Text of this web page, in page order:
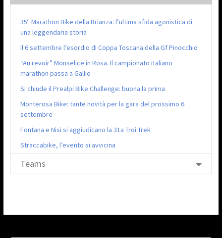
35ª Marathon Bike della Brianza: l’ultima sfida agonistica di
una leggendaria storia
Il 6 settembre l’esordio di Coppa Toscana della Gf Pinocchio
“Au revoir” Monselice in Rosa. Il campionato italiano
marathon passa a Gallio
Si chiude il Prealpi Bike Challenge: buona la prima
Monterosa Bike: tante novità per la gara del prossimo 6
settembre
Fontana e Nisi si aggiudicano la 31a Troi Trek
Straccabike, l’evento si avvicina
Teams